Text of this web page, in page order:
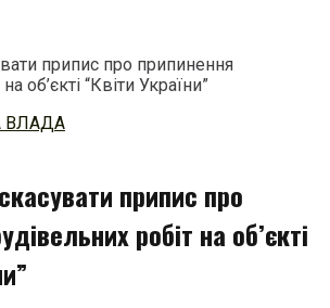
припис про припинення
об’єкті “Квіти України”
ВЛАДА
припис про
робіт на об’єкті